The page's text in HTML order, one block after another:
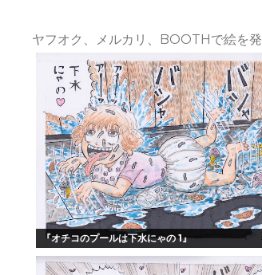
ヤフオク、メルカリ、BOOTHで絵を
『オチコのプールは下水にゃの 1』